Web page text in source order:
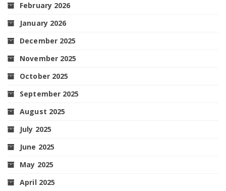
February 2026
January 2026
December 2025
November 2025
October 2025
September 2025
August 2025
July 2025
June 2025
May 2025
April 2025